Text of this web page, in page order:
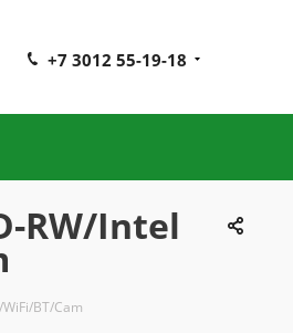
+7 3012 55-19-18
RW/Intel
BT/Cam